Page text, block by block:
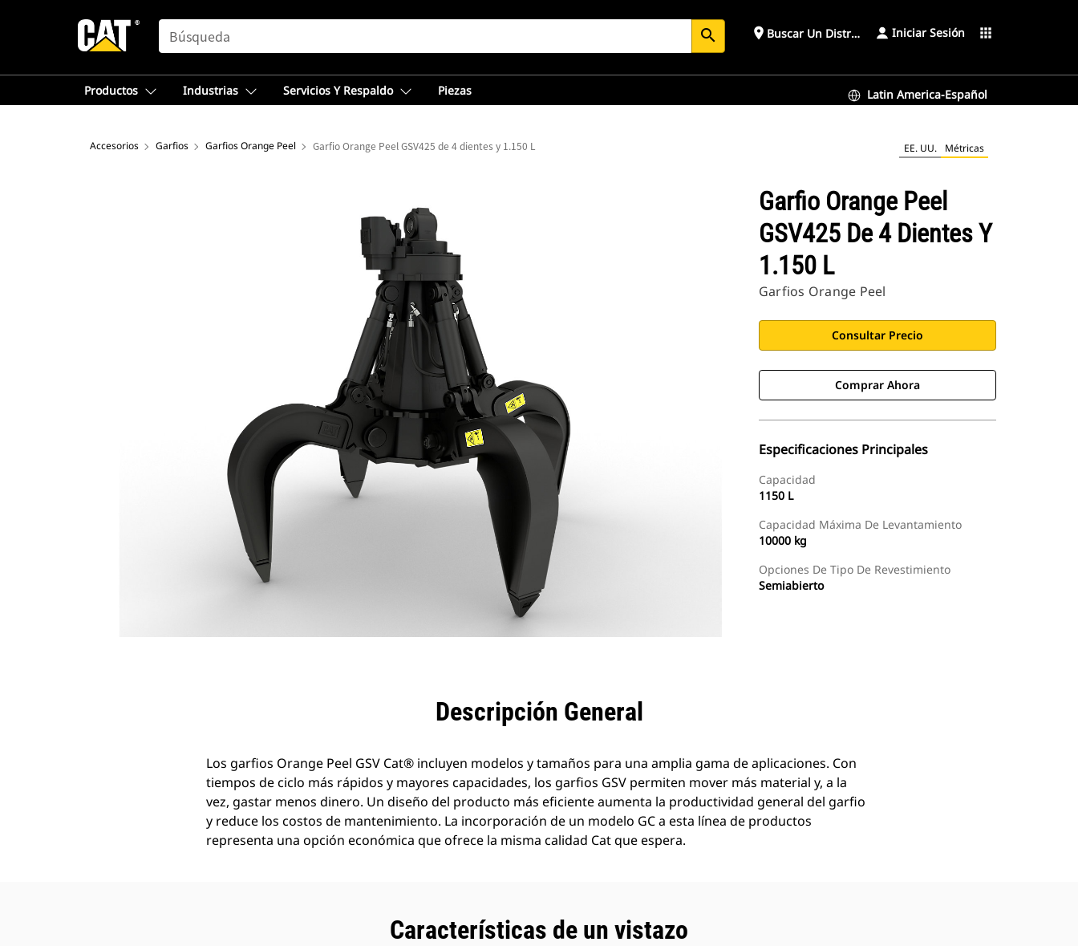
SEARCH search place Buscar Un Distribuidor Iniciar Sesión apps
Productos Industrias Servicios Y Respaldo Piezas Latin America-Español
Accesorios Garfios Garfios Orange Peel Garfio Orange Peel GSV425 de 4 dientes y 1.150 L EE. UU. Métricas
Garfio Orange Peel
GSV425 De 4 Dientes Y
1.150 L
Garfios Orange Peel
Consultar Precio
Comprar Ahora
Especificaciones Principales
Capacidad
1150 L
Capacidad Máxima De Levantamiento
10000 kg
Opciones De Tipo De Revestimiento
Semiabierto
Descripción General
Los garfios Orange Peel GSV Cat® incluyen modelos y tamaños para una amplia gama de aplicaciones. Con
tiempos de ciclo más rápidos y mayores capacidades, los garfios GSV permiten mover más material y, a la
vez, gastar menos dinero. Un diseño del producto más eficiente aumenta la productividad general del garfio
y reduce los costos de mantenimiento. La incorporación de un modelo GC a esta línea de productos
representa una opción económica que ofrece la misma calidad Cat que espera.
Características de un vistazo